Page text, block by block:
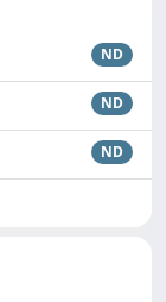
ND
ND
ND